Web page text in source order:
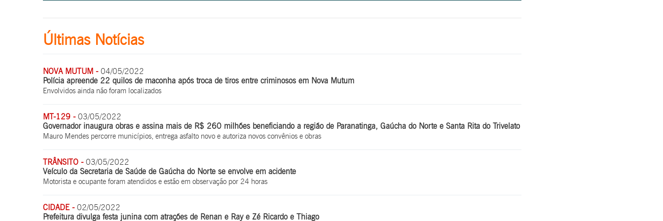
Últimas Notícias
NOVA MUTUM - 04/05/2022
Polícia apreende 22 quilos de maconha após troca de tiros entre criminosos em Nova Mutum
Envolvidos ainda não foram localizados
MT-129 - 03/05/2022
Governador inaugura obras e assina mais de R$ 260 milhões beneficiando a região de Paranatinga, Gaúcha do Norte e Santa Rita do Trivelato
Mauro Mendes percorre municípios, entrega asfalto novo e autoriza novos convênios e obras
TRÂNSITO - 03/05/2022
Veículo da Secretaria de Saúde de Gaúcha do Norte se envolve em acidente
Motorista e ocupante foram atendidos e estão em observação por 24 horas
CIDADE - 02/05/2022
Prefeitura divulga festa junina com atrações de Renan e Ray e Zé Ricardo e Thiago